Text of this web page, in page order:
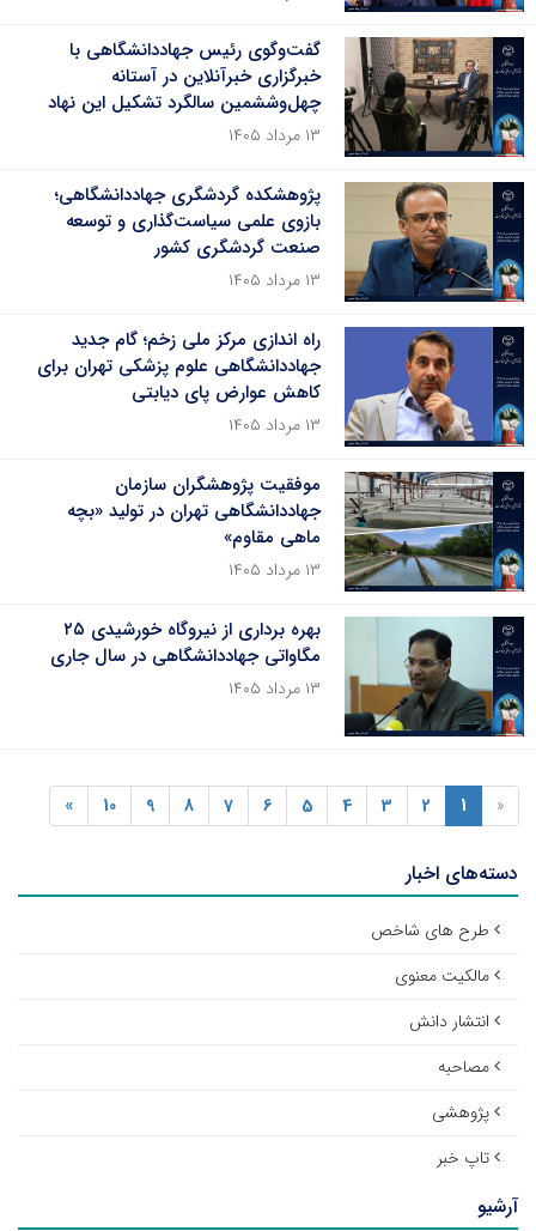
گفت‌وگوی رئیس جهاددانشگاهی با
خبرگزاری خبرآنلاین در آستانه
چهل‌وششمین سالگرد تشکیل این نهاد
۱۳ مرداد ۱۴۰۵
پژوهشکده گردشگری جهاددانشگاهی؛
بازوی علمی سیاست‌گذاری و توسعه
صنعت گردشگری کشور
۱۳ مرداد ۱۴۰۵
راه اندازی مرکز ملی زخم؛ گام جدید
جهاددانشگاهی علوم پزشکی تهران برای
کاهش عوارض پای دیابتی
۱۳ مرداد ۱۴۰۵
موفقیت پژوهشگران سازمان
جهاددانشگاهی تهران در تولید «بچه
ماهی مقاوم»
۱۳ مرداد ۱۴۰۵
بهره برداری از نیروگاه خورشیدی ۲۵
مگاواتی جهاددانشگاهی در سال جاری
۱۳ مرداد ۱۴۰۵
«
1
2
3
4
5
6
7
8
9
10
»
دسته‌های اخبار
طرح های شاخص
مالکیت معنوی
انتشار دانش
مصاحبه
پژوهشی
تاپ خبر
آرشیو